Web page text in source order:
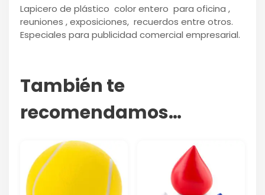
Lapicero de plástico color entero para oficina ,
reuniones , exposiciones, recuerdos entre otros.
Especiales para publicidad comercial empresarial.
También te
recomendamos…